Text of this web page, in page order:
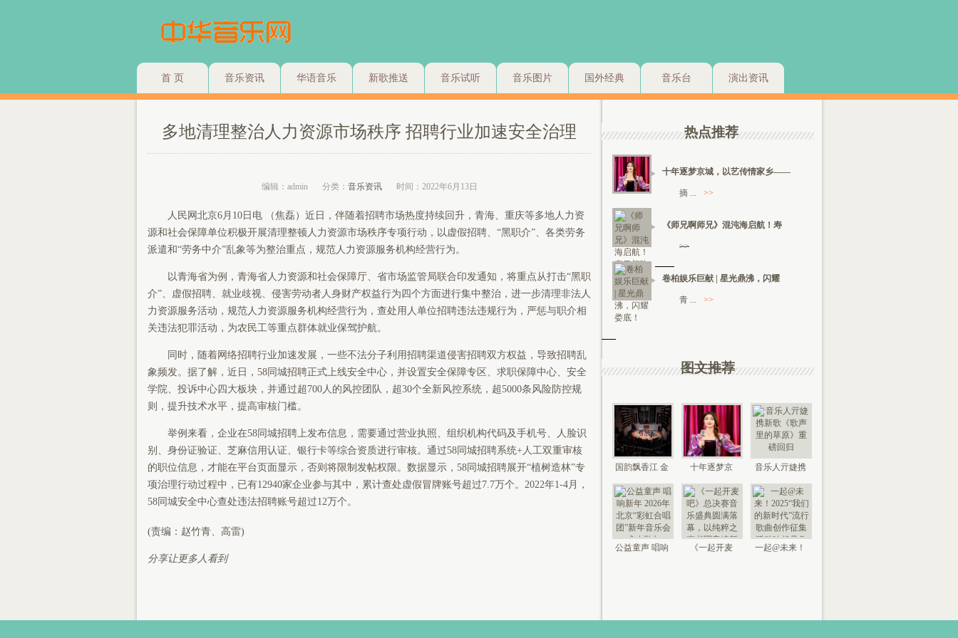
首 页 音乐资讯 华语音乐 新歌推送 音乐试听 音乐图片 国外经典 音乐台 演出资讯
多地清理整治人力资源市场秩序 招聘行业加速安全治理
编辑：admin 分类： 音乐资讯 时间：2022年6月13日
人民网北京6月10日电 （焦磊）近日，伴随着招聘市场热度持续回升，青海、重庆等多地人力资
源和社会保障单位积极开展清理整顿人力资源市场秩序专项行动，以虚假招聘、“黑职介”、各类劳务
派遣和“劳务中介”乱象等为整治重点，规范人力资源服务机构经营行为。
以青海省为例，青海省人力资源和社会保障厅、省市场监管局联合印发通知，将重点从打击“黑职
介”、虚假招聘、就业歧视、侵害劳动者人身财产权益行为四个方面进行集中整治，进一步清理非法人
力资源服务活动，规范人力资源服务机构经营行为，查处用人单位招聘违法违规行为，严惩与职介相
关违法犯罪活动，为农民工等重点群体就业保驾护航。
同时，随着网络招聘行业加速发展，一些不法分子利用招聘渠道侵害招聘双方权益，导致招聘乱
象频发。据了解，近日，58同城招聘正式上线安全中心，并设置安全保障专区、求职保障中心、安全
学院、投诉中心四大板块，并通过超700人的风控团队，超30个全新风控系统，超5000条风险防控规
则，提升技术水平，提高审核门槛。
举例来看，企业在58同城招聘上发布信息，需要通过营业执照、组织机构代码及手机号、人脸识
别、身份证验证、芝麻信用认证、银行卡等综合资质进行审核。通过58同城招聘系统+人工双重审核
的职位信息，才能在平台页面显示，否则将限制发帖权限。数据显示，58同城招聘展开“植树造林”专
项治理行动过程中，已有12940家企业参与其中，累计查处虚假冒牌账号超过7.7万个。2022年1-4月，
58同城安全中心查处违法招聘账号超过12万个。
(责编：赵竹青、高雷)
分享让更多人看到
热点推荐
十年逐梦京城，以艺传情家乡——
摘 ... >>
《师兄啊师兄》混沌海启航！寿
>>
卷柏娱乐巨献 | 星光鼎沸，闪耀
青 ... >>
图文推荐
国韵飘香江 金
钟鸣未来 “时代
国
十年逐梦京
城，以艺传情
家乡——
音乐人亓婕携
新歌《歌声里
的草
公益童声 唱响
《一起开麦
一起@未来！